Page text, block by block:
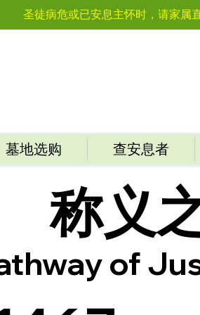
圣徒病危或已安息主怀时，请家属
墓地选购 查安息者
称义
of